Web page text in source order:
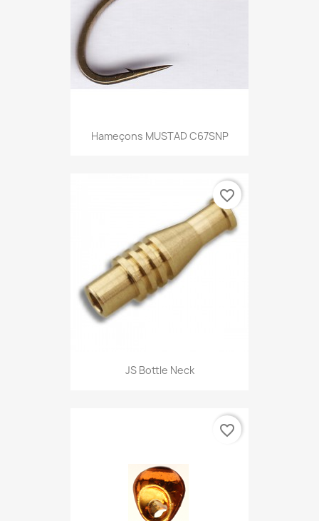
Hameçons MUSTAD C67SNP
JS Bottle Neck
favorite_border
favorite_border